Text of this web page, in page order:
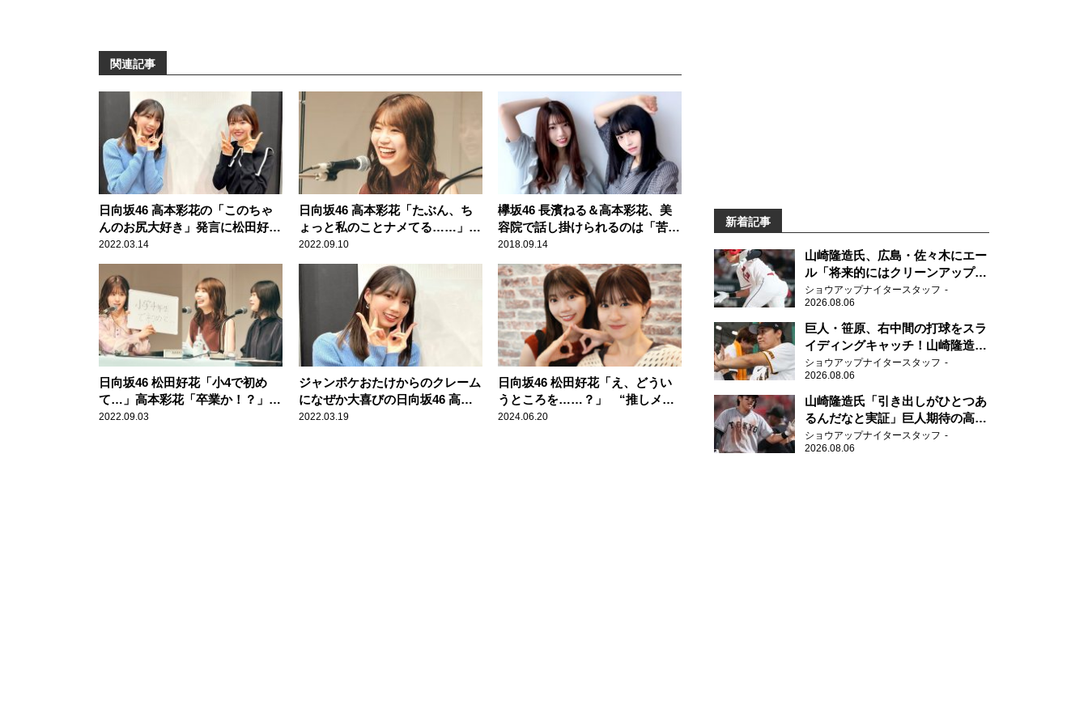
関連記事
日向坂46 高本彩花の「このちゃ
んのお尻大好き」発言に松田好花
「いや、恥ずかしい！（笑）」
2022.03.14
日向坂46 高本彩花「たぶん、ち
ょっと私のことナメてる……」
山口陽世の家に自分だけ入れても
らえずショック
2022.09.10
欅坂46 長濱ねる＆高本彩花、美
容院で話し掛けられるのは「苦
手」
2018.09.14
日向坂46 松田好花「小4で初め
て…」高本彩花「卒業か！？」髙
橋未来虹「初デート！」 どこに
2022.09.03
ジャンポケおたけからのクレーム
になぜか大喜びの日向坂46 高本
彩花「素敵なことじゃないかなっ
2022.03.19
日向坂46 松田好花「え、どうい
うところを……？」 “推しメ
ン”高本彩花から「尊敬してる」
2024.06.20
新着記事
山崎隆造氏、広島・佐々木にエー
ル「将来的にはクリーンアップを
任せられるくらいまでは成長し
て」
ショウアップナイタースタッフ
2026.08.06
巨人・笹原、右中間の打球をスラ
イディングキャッチ！山崎隆造氏
「一歩でも遅れたら…」
ショウアップナイタースタッフ
2026.08.06
山崎隆造氏「引き出しがひとつあ
るんだなと実証」巨人期待の高卒
2年目が技あり安打
ショウアップナイタースタッフ
2026.08.06